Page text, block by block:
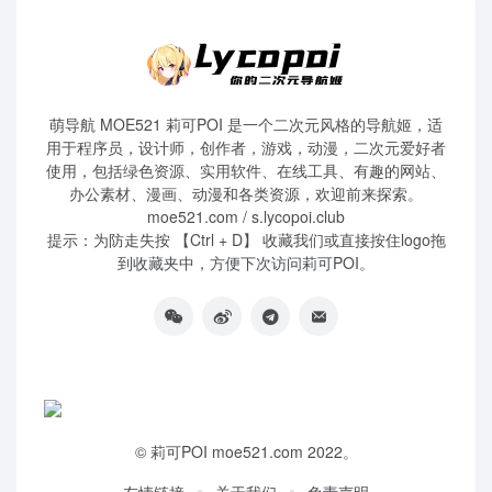
萌导航 MOE521 莉可POI 是一个二次元风格的导航姬，适
用于程序员，设计师，创作者，游戏，动漫，二次元爱好者
使用，包括绿色资源、实用软件、在线工具、有趣的网站、
办公素材、漫画、动漫和各类资源，欢迎前来探索。
moe521.com / s.lycopoi.club
提示：为防走失按 【Ctrl + D】 收藏我们或直接按住logo拖
到收藏夹中，方便下次访问莉可POI。
© 莉可POI moe521.com 2022。